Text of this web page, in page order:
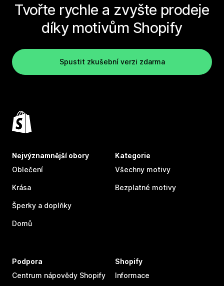
Tvořte rychle a zvyšte prodeje
díky motivům Shopify
Spustit zkušební verzi zdarma
Nejvýznamnější obory
Oblečení
Krása
Šperky a doplňky
Domů
Kategorie
Všechny motivy
Bezplatné motivy
Podpora
Centrum nápovědy Shopify
Shopify
Informace